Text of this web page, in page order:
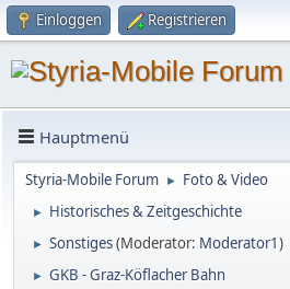
Einloggen Registrieren
Hauptmenü
Styria-Mobile Forum ► Foto & Video
► Historisches & Zeitgeschichte
► Sonstiges(Moderator: Moderator1)
► GKB - Graz-Köflacher Bahn